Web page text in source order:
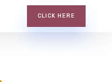
CLICK HERE